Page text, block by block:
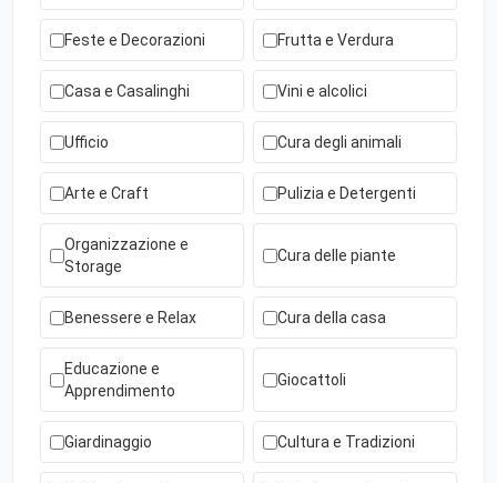
Feste e Decorazioni Frutta e Verdura
Casa e Casalinghi Vini e alcolici
Ufficio Cura degli animali
Arte e Craft Pulizia e Detergenti
Organizzazione e
Storage
Cura delle piante
Benessere e Relax Cura della casa
Educazione e
Apprendimento
Giocattoli
Giardinaggio Cultura e Tradizioni